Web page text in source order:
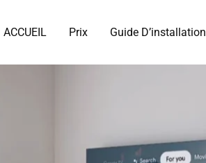
ACCUEIL Prix Guide D’installation